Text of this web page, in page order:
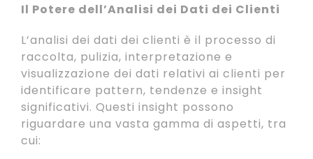
Il Potere dell’Analisi dei Dati dei Clienti
L’analisi dei dati dei clienti è il processo di
raccolta, pulizia, interpretazione e
visualizzazione dei dati relativi ai clienti per
identificare pattern, tendenze e insight
significativi. Questi insight possono
riguardare una vasta gamma di aspetti, tra
cui: